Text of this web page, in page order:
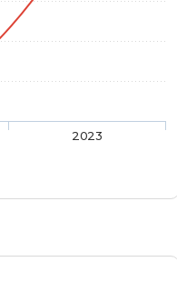
2023